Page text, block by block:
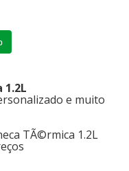
e muito
TÃ©rmica 1.2L